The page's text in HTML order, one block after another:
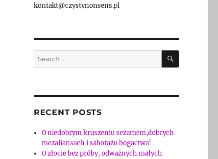
kontakt@czystynonsens.pl
Search
for:
SEARCH
RECENT POSTS
O niedobrym kruszeniu sezamem,dobrych
mezaliansach i sabotażu bogactwa!
O złocie bez próby, odważnych małych